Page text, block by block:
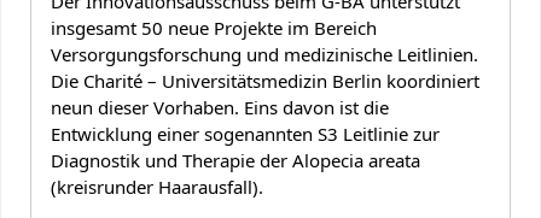
insgesamt 50 neue Projekte im Bereich
Versorgungsforschung und medizinische Leitlinien.
Die Charité – Universitätsmedizin Berlin koordiniert
neun dieser Vorhaben. Eins davon ist die
Entwicklung einer sogenannten S3 Leitlinie zur
Diagnostik und Therapie der Alopecia areata
(kreisrunder Haarausfall).